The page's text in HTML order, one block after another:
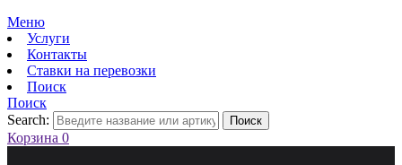
Меню
Услуги
Контакты
Ставки на перевозки
Поиск
Поиск
Search:
Поиск
Корзина 0